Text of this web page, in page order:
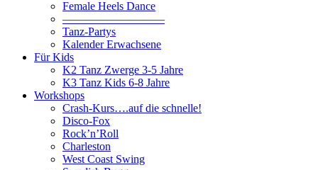
Female Heels Dance
—————————
Tanz-Partys
Kalender Erwachsene
Für Kids
K2 Tanz Zwerge 3-5 Jahre
K3 Tanz Kids 6-8 Jahre
Workshops
Crash-Kurs….auf die schnelle!
Disco-Fox
Rock’n’Roll
Charleston
West Coast Swing